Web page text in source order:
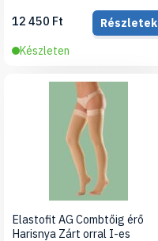
12 450 Ft
Részletek
Készleten
Elastofit AG Combtőig érő
Harisnya Zárt orral I-es